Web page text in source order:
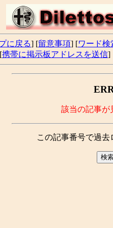
に戻る] [留意事項] [ワード検
[携帯に掲示板アドレスを送信
該当の記事が
この記事番号で過去